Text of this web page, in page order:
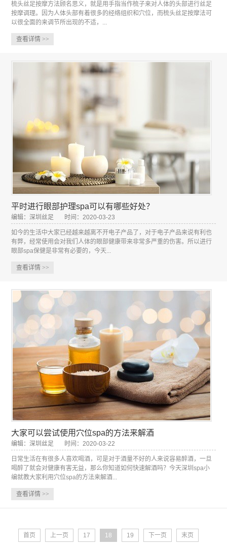
梳头丝足按摩方法顾名思义，就是用手指当作梳子来对人体的头部进行丝足
按摩调理。因为人体头部有着很多的经络组织和穴位，而梳头丝足按摩法可
以很全面的来调节所出现的不适，...
查看详情 >>
平时进行眼部护理spa可以有哪些好处？
编辑：深圳丝足 时间：2020-03-23
如今的生活中大家已经越来越离不开电子产品了，对于电子产品来说有利也
有弊，经常使用会对我们人体的眼部健康带来非常多严重的伤害。所以进行
眼部spa保健是非常有必要的，今天...
查看详情 >>
大家可以尝试使用穴位spa的方法来解酒
编辑：深圳丝足 时间：2020-03-22
日常生活在有很多人喜欢喝酒，可是对于酒量不好的人来说容易醉酒，一旦
喝醉了就会对健康有害无益，那么你知道如何快速解酒吗？今天深圳spa小
编就教大家利用穴位spa的方法来解酒...
查看详情 >>
首页 上一页 17 18 19 下一页 末页